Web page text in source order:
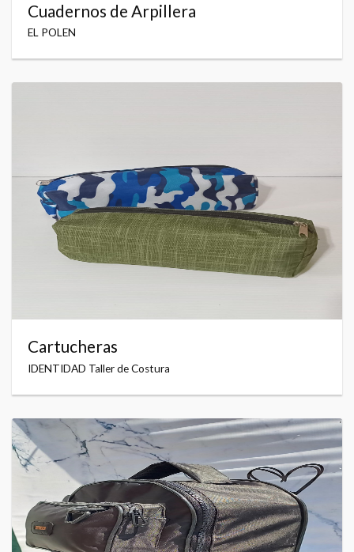
Cuadernos de Arpillera
EL POLEN
Cartucheras
IDENTIDAD Taller de Costura